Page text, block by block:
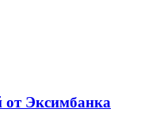
от Эксимбанка